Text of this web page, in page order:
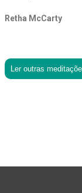
Retha McCarty
Ler outras